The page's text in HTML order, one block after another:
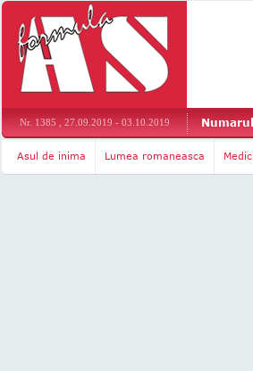
Nr. 1385 , 27.09.2019 - 03.10.2019
Asul de inima Lumea romaneasca